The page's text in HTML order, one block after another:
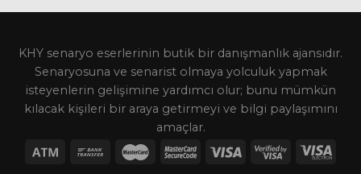
KHY senaryo eserlerinin butik bir danışmanlık ajansıdır.
Senaryosuna ve senarist olmaya yolculuk yapmak
isteyenlerin gelişimine yardımcı olur; bunu mümkün
kılacak kişileri bir araya getirmeyi ve bilgi paylaşımını
amaçlar.